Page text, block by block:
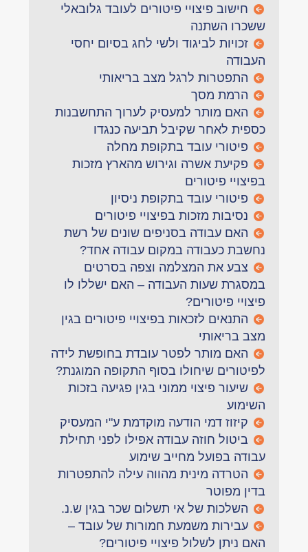
חישוב פיצויי פיטורים לעובד גלובאלי
ששכרו השתנה
זכויות לביגוד ולשי לחג בסיום יחסי
העבודה
התפטרות לרגל מצב בריאותי
הרמת מסך
האם מותר למעסיק לערוך התחשבנות
כספית לאחר שקיבל תביעה כנגדו
פיטורי עובד בתקופת מחלה
פקיעת אשרה וגירוש מהארץ מזכות
בפיצויי פיטורים
פיטורי עובד בתקופת ניסיון
נסיבות מזכות בפיצויי פיטורים
האם עבודה בסניפים שונים של רשת
נחשבת כעבודה במקום עבודה אחד?
צבע את המצלמה וצפה בסרטים
במסגרת שעות העבודה – האם ישללו לו
פיצויי פיטורים?
התנאים לזכאות בפיצויי פיטורים בגין
מצב בריאותי
האם מותר לפטר עובדת בחופשת לידה
לפיטורים שיחולו בסוף התקופה המוגנת?
שיעור פיצוי ממוני בגין פגיעה בזכות
השימוע
קיזוז דמי הודעה מוקדמת ע"י המעסיק
ביטול חוזה עבודה אפילו לפני תחילת
עבודה בפועל מחייב שימוע
הטרדה מינית מהווה עילה להתפטרות
בדין מפוטר
השלכות של אי תשלום שכר בגין ש.נ.
עבירות משמעת חמורות של עובד –
האם ניתן לשלול פיצויי פיטורים?